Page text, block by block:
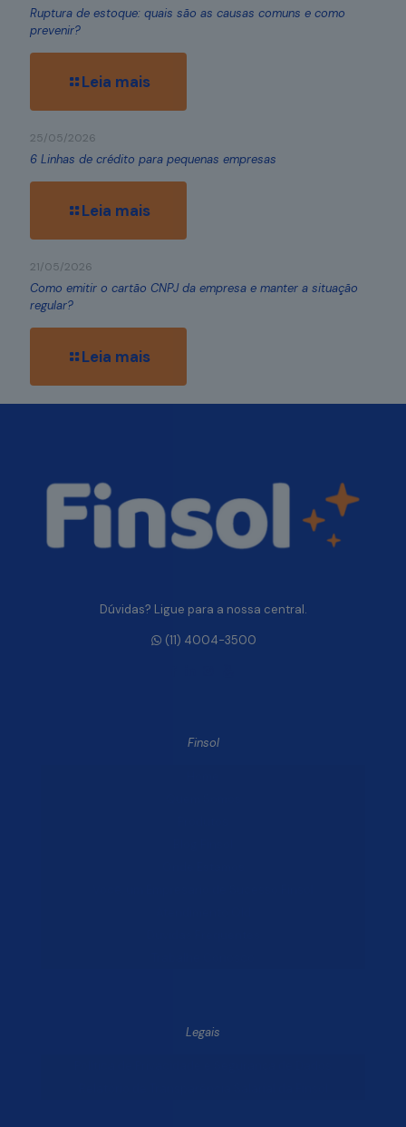
Ruptura de estoque: quais são as causas comuns e como
prevenir?
Leia mais
25/05/2026
6 Linhas de crédito para pequenas empresas
Leia mais
21/05/2026
Como emitir o cartão CNPJ da empresa e manter a situação
regular?
Leia mais
Dúvidas? Ligue para a nossa central.
(11) 4004-3500
Finsol
Legais